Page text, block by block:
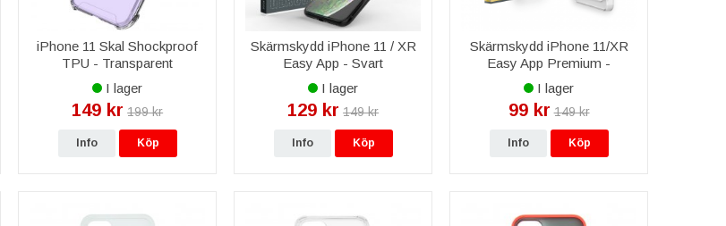
iPhone 11 Skal Shockproof
TPU - Transparent
I lager
149 kr 199 kr
Info Köp
Skärmskydd iPhone 11 / XR
Easy App - Svart
I lager
129 kr 149 kr
Info Köp
Skärmskydd iPhone 11/XR
Easy App Premium -
Transparent
I lager
99 kr 149 kr
Info Köp